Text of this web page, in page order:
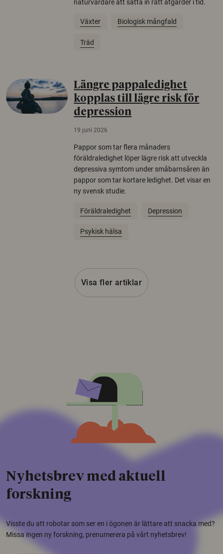
naturvårdare att sätta in rätt åtgärder i tid.
Växter Biologisk mångfald
Träd
Längre pappaledighet
kopplas till lägre risk för
depression
19 juni 2026
Pappor som tar flera månaders
föräldraledighet löper lägre risk att utveckla
depressiva symtom under småbarnsåren än
pappor som tar kortare ledighet. Det visar en
ny svensk studie.
Föräldraledighet Depression
Psykisk hälsa
Visa fler artiklar
Nyhetsbrev med aktuell
forskning
Visste du att robotar som ser en i ögonen är lättare att snacka med?
Missa ingen ny forskning, prenumerera på vårt nyhetsbrev!